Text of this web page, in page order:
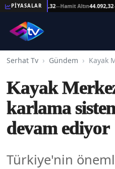
PİYASALAR
Altın44.092,32— Hamit Altın44.092,32—
Serhat Tv Gündem
Kayak
karlama
devam ediyor
Türkiye'nin